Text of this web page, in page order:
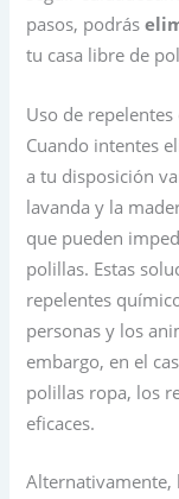
pasos, podrás
tu casa libre de
Uso de
Cuando intentes
a tu disposición
lavanda y la
que pueden
polillas. Estas
repelentes
personas y los
embargo, en el
polillas ropa, los
eficaces.
Alternativamente,